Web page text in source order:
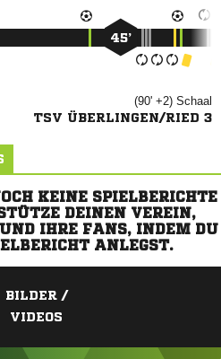
45’
(90' +2) 
TSV ÜBERLINGEN/RIED 3
KEINE SPIELBERICHTE
DEINEN VEREIN,
IHRE FANS, INDEM DU
ANLEGST.
BILDER /
VIDEOS